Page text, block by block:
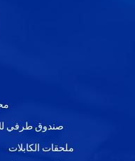
صندوق طرفي
ملحقات الكابلات